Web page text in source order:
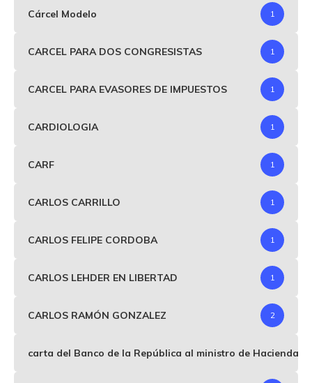
Cárcel Modelo 1
CARCEL PARA DOS CONGRESISTAS 1
CARCEL PARA EVASORES DE IMPUESTOS 1
CARDIOLOGIA 1
CARF 1
CARLOS CARRILLO 1
CARLOS FELIPE CORDOBA 1
CARLOS LEHDER EN LIBERTAD 1
CARLOS RAMÓN GONZALEZ 2
carta del Banco de la República al ministro de Hacienda